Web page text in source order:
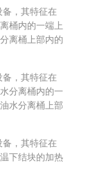
，其特征在
桶内的一端上
离桶上部内的
，其特征在
分离桶内的一
水分离桶上部
，其特征在
下结块的加热